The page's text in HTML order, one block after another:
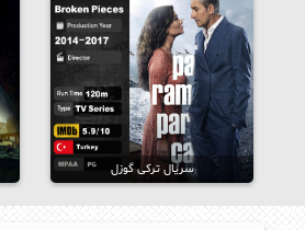
سریال ترکی گوزل